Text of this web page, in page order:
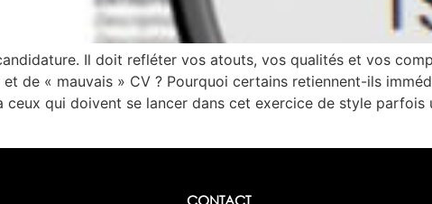
candidature. Il doit refléter vos atouts, vos qualités et vos
de « mauvais » CV ? Pourquoi certains retiennent-ils
qui doivent se lancer dans cet exercice de style parfois
CONTACT